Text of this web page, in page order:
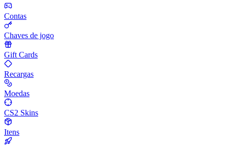
Contas
Chaves de jogo
Gift Cards
Recargas
Moedas
CS2 Skins
Itens